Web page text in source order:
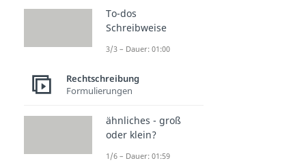
To-dos
Schreibweise
3/3 – Dauer: 01:00
Rechtschreibung
Formulierungen
ähnliches - groß
oder klein?
1/6 – Dauer: 01:59